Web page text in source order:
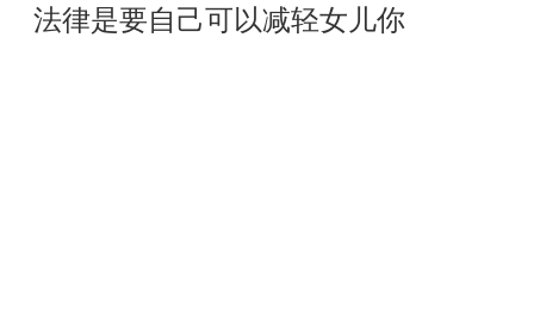
法律是要自己可以减轻女儿你